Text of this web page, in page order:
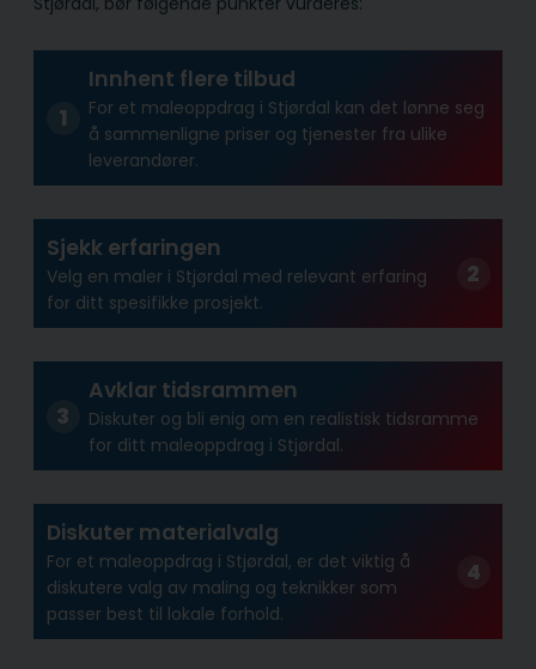
Innhent flere tilbud
For et maleoppdrag i Stjørdal kan det lønne seg
å sammenligne priser og tjenester fra ulike
leverandører.
Sjekk erfaringen
Velg en maler i Stjørdal med relevant erfaring
for ditt spesifikke prosjekt.
Avklar tidsrammen
Diskuter og bli enig om en realistisk tidsramme
for ditt maleoppdrag i Stjørdal.
Diskuter materialvalg
For et maleoppdrag i Stjørdal, er det viktig å
diskutere valg av maling og teknikker som
passer best til lokale forhold.